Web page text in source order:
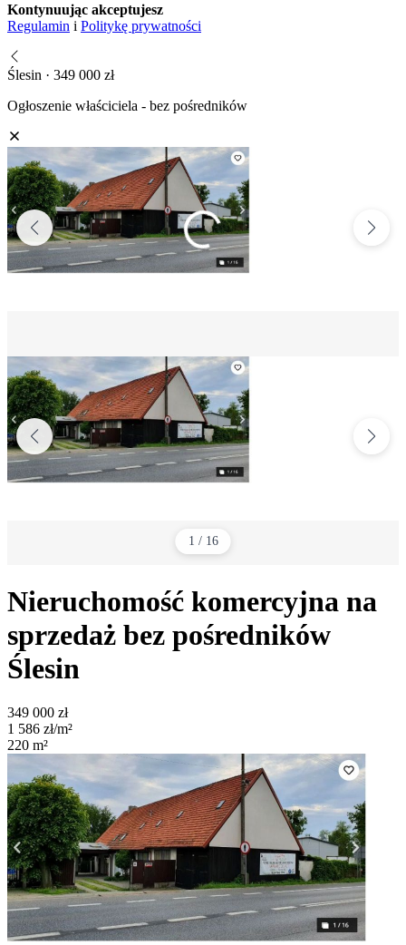
Kontynuując akceptujesz
Regulamin i Politykę prywatności
Ślesin · 349 000 zł
Ogłoszenie właściciela - bez pośredników
1 / 16
Nieruchomość komercyjna na
sprzedaż bez pośredników
Ślesin
349 000 zł
1 586 zł/m²
220 m²